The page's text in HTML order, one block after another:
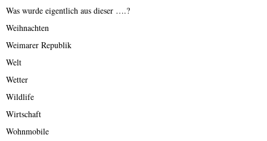
Was wurde eigentlich aus dieser ….?
Weihnachten
Weimarer Republik
Welt
Wetter
Wildlife
Wirtschaft
Wohnmobile